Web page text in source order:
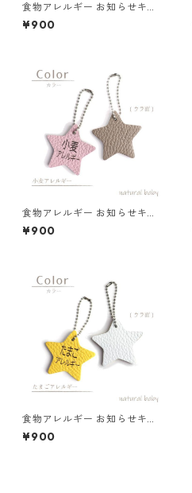
食物アレルギー お知らせキー
ホルダー そば 85-00001-1
¥900
食物アレルギー お知らせキー
ホルダー 小麦 85-00001-1
¥900
食物アレルギー お知らせキー
ホルダー たまご 85-00001-1
¥900